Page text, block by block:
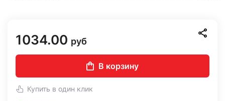
1034.00 руб
В корзину
Купить в один клик